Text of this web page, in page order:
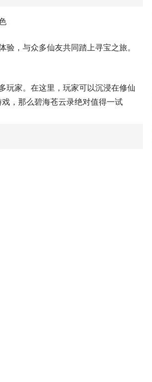
，与众多仙友共同踏上寻宝之旅。
玩家。在这里，玩家可以沉浸在修仙
，那么碧海苍云录绝对值得一试